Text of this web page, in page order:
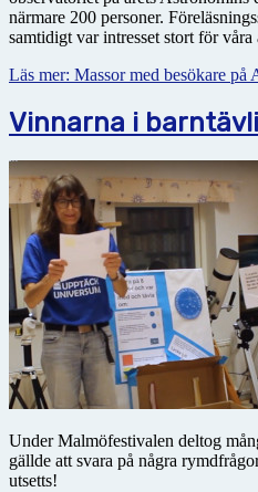
närmare 200 personer.
samtidigt var intresset stort för våra
Läs mer: Massor med besökare på
Vinnarna i
Under Malmöfestivalen deltog
gällde att svara på några
utsetts!